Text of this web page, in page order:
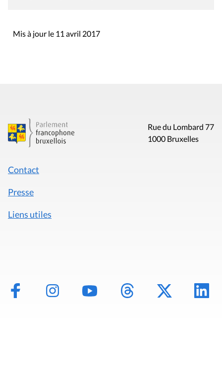
Mis à jour le 11 avril 2017
Rue du Lombard 77
1000 Bruxelles
Contact
Presse
Liens utiles